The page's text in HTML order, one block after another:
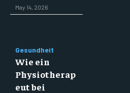
May 14, 2026
Gesundheit
Wie ein
Physiotherap
eut bei